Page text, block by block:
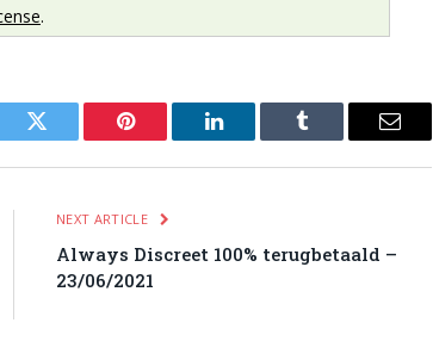
.
Twitter Pinterest LinkedIn Tumblr Email
NEXT ARTICLE
Always Discreet 100% terugbetaald –
23/06/2021